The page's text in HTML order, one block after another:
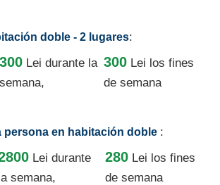
doble - 2 lugares:
300 Lei durante la
semana,
300 Lei los fines
de semana
persona en habitación doble :
Lei durante
semana,
280 Lei los fines
de semana